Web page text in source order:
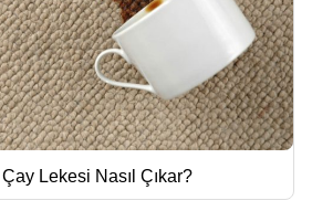
Çay Lekesi Nasıl Çıkar?